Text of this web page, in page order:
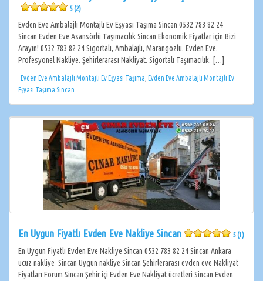
5 (2)
Evden Eve Ambalajlı Montajlı Ev Eşyası Taşıma Sincan 0532 783 82 24
Sincan Evden Eve Asansörlü Taşımacılık Sincan Ekonomik Fiyatlar için Bizi
Arayın! 0532 783 82 24 Sigortalı, Ambalajlı, Marangozlu. Evden Eve.
Profesyonel Nakliye. Şehirlerarası Nakliyat. Sigortalı Taşımacılık. […]
Evden Eve Ambalajlı Montajlı Ev Eşyası Taşıma
Evden Eve Ambalajlı Montajlı Ev
Eşyası Taşıma Sincan
En Uygun Fiyatlı Evden Eve Nakliye Sincan 5 (1)
En Uygun Fiyatlı Evden Eve Nakliye Sincan 0532 783 82 24 Sincan Ankara
ucuz nakliye Sincan Uygun nakliye Sincan Şehirlerarası evden eve Nakliyat
Fiyatları Forum Sincan Şehir içi Evden Eve Nakliyat ücretleri Sincan Evden